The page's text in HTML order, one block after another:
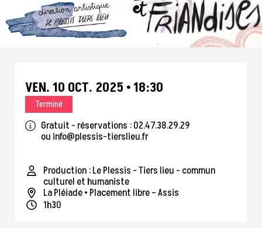
VEN. 10 OCT. 2025 18:30
Terminé
Gratuit - réservations : 02.47.38.29.29
ou info@plessis-tierslieu.fr
Production : Le Plessis - Tiers lieu - commun
culturel et humaniste
La Pléiade• Placement libre – Assis
1h30